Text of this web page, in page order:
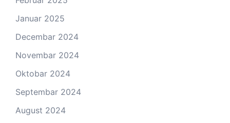
Januar 2025
Decembar 2024
Novembar 2024
Oktobar 2024
Septembar 2024
August 2024